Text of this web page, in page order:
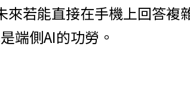
來若能直接在手機上回答複
端側AI的功勞。